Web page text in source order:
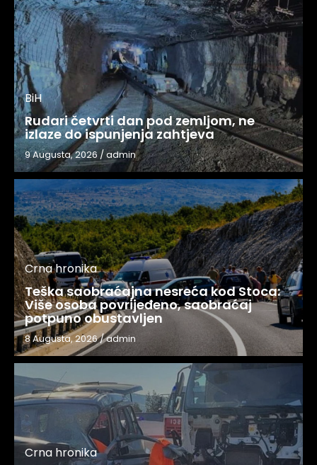
BiH
Rudari četvrti dan pod zemljom, ne
izlaze do ispunjenja zahtjeva
9 Augusta, 2026 /admin
Crna hronika
Teška saobraćajna nesreća kod Stoca:
Više osoba povrijeđeno, saobraćaj
potpuno obustavljen
8 Augusta, 2026/admin
Crna hronika